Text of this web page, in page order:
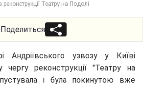
Театру на Подолі
Поделиться
Андріївського узвозу у Київі
реконструкції "Театру на
пустувала і була покинутою вже